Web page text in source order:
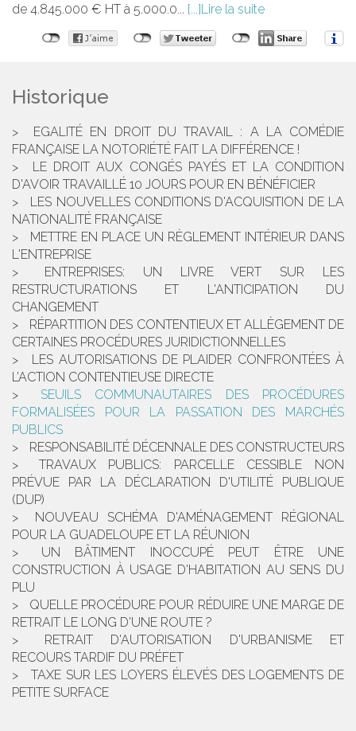
de 4.845.000 € HT à 5.000.0...
Lire la suite
Historique
EGALITÉ EN DROIT DU TRAVAIL : A LA COMÉDIE
FRANÇAISE LA NOTORIÉTÉ FAIT LA DIFFÉRENCE !
LE DROIT AUX CONGÉS PAYÉS ET LA CONDITION
D'AVOIR TRAVAILLÉ 10 JOURS POUR EN BÉNÉFICIER
LES NOUVELLES CONDITIONS D'ACQUISITION DE LA
NATIONALITÉ FRANÇAISE
METTRE EN PLACE UN RÈGLEMENT INTÉRIEUR DANS
L'ENTREPRISE
ENTREPRISES: UN LIVRE VERT SUR LES
RESTRUCTURATIONS ET L'ANTICIPATION DU
CHANGEMENT
RÉPARTITION DES CONTENTIEUX ET ALLÈGEMENT DE
CERTAINES PROCÉDURES JURIDICTIONNELLES
LES AUTORISATIONS DE PLAIDER CONFRONTÉES À
L’ACTION CONTENTIEUSE DIRECTE
SEUILS COMMUNAUTAIRES DES PROCÉDURES
FORMALISÉES POUR LA PASSATION DES MARCHÉS
PUBLICS
RESPONSABILITÉ DÉCENNALE DES CONSTRUCTEURS
TRAVAUX PUBLICS: PARCELLE CESSIBLE NON
PRÉVUE PAR LA DÉCLARATION D'UTILITÉ PUBLIQUE
(DUP)
NOUVEAU SCHÉMA D'AMÉNAGEMENT RÉGIONAL
POUR LA GUADELOUPE ET LA RÉUNION
UN BÂTIMENT INOCCUPÉ PEUT ÊTRE UNE
CONSTRUCTION À USAGE D'HABITATION AU SENS DU
PLU
QUELLE PROCÉDURE POUR RÉDUIRE UNE MARGE DE
RETRAIT LE LONG D'UNE ROUTE ?
RETRAIT D'AUTORISATION D'URBANISME ET
RECOURS TARDIF DU PRÉFET
TAXE SUR LES LOYERS ÉLEVÉS DES LOGEMENTS DE
PETITE SURFACE